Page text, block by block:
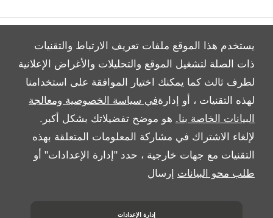
يستخدم هذا الموقع ملفات تعريف الارتباط والتقنيات
ذات الصلة لتشغيل الموقع والتحليلات والأغراض الإعلانية
لطرف ثالث كما يمكنك اختيار الموافقة على استخدامنا
لهذه التقنيات ، أو إدارةفي سياسة الخصوصية ومعالجة
البيانات الخاصة بنا. هو موضح تفضيلاتك بشكل أكبر.
لإلغاء الاشتراك في مشاركة المعلومات المتعلقة بهذه
التقنيات مع جهات خارجية ، حدد "إدارة الإعدادات" أو
طلب محو البيانات إرسال
إدارة الإعدادات
All Rights Reserved
Follow بريمير موتورز